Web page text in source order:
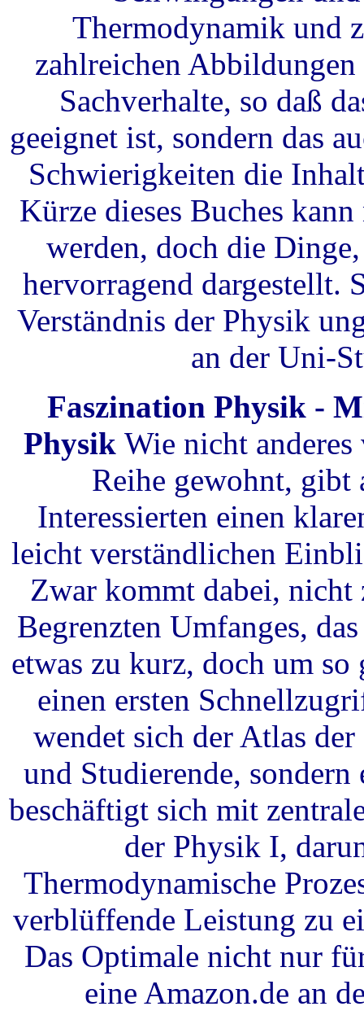
Thermodynamik und
zahlreichen
Sachverhalte, so daß
geeignet ist, sondern das
Schwierigkeiten die
Kürze dieses Buches
werden, doch die
hervorragend dargestellt.
Verständnis der Physik
an der Uni-
Faszination Physik -
Physik Wie nicht
Reihe gewohnt, gibt
Interessierten einen
leicht verständlichen
Zwar kommt dabei, nicht
Begrenzten Umfanges,
etwas zu kurz, doch um
einen ersten
wendet sich der Atlas
und Studierende, sondern
beschäftigt sich mit
der Physik I,
Thermodynamische
verblüffende Leistung zu
Das Optimale nicht nur
eine Amazon.de an